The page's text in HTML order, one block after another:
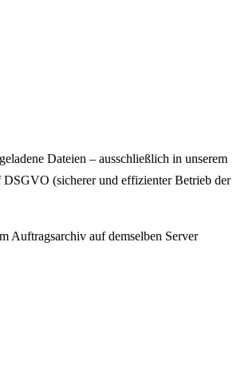
Dateien – ausschließlich in unserem
DSGVO (sicherer und effizienter Betrieb der
Auftragsarchiv auf demselben Server